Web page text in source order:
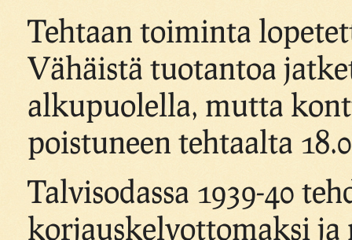
Tehtaan toiminta
Vähäistä tuotantoa
alkupuolella, mutta
poistuneen tehtaalta
Talvisodassa 1939-40
korjauskelvottomaksi